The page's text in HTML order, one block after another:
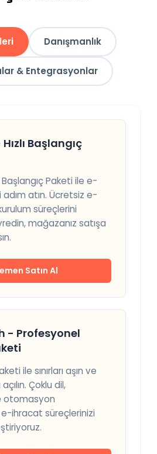
Danışmanlık
& Entegrasyonlar
Başlangıç
Başlangıç Paketi ile e-
atın. Ücretsiz e-
süreçlerini
mağazanız satışa
Satın Al
- Profesyonel
ile sınırları aşın ve
Çoklu dil,
otomasyon
e-ihracat süreçlerinizi